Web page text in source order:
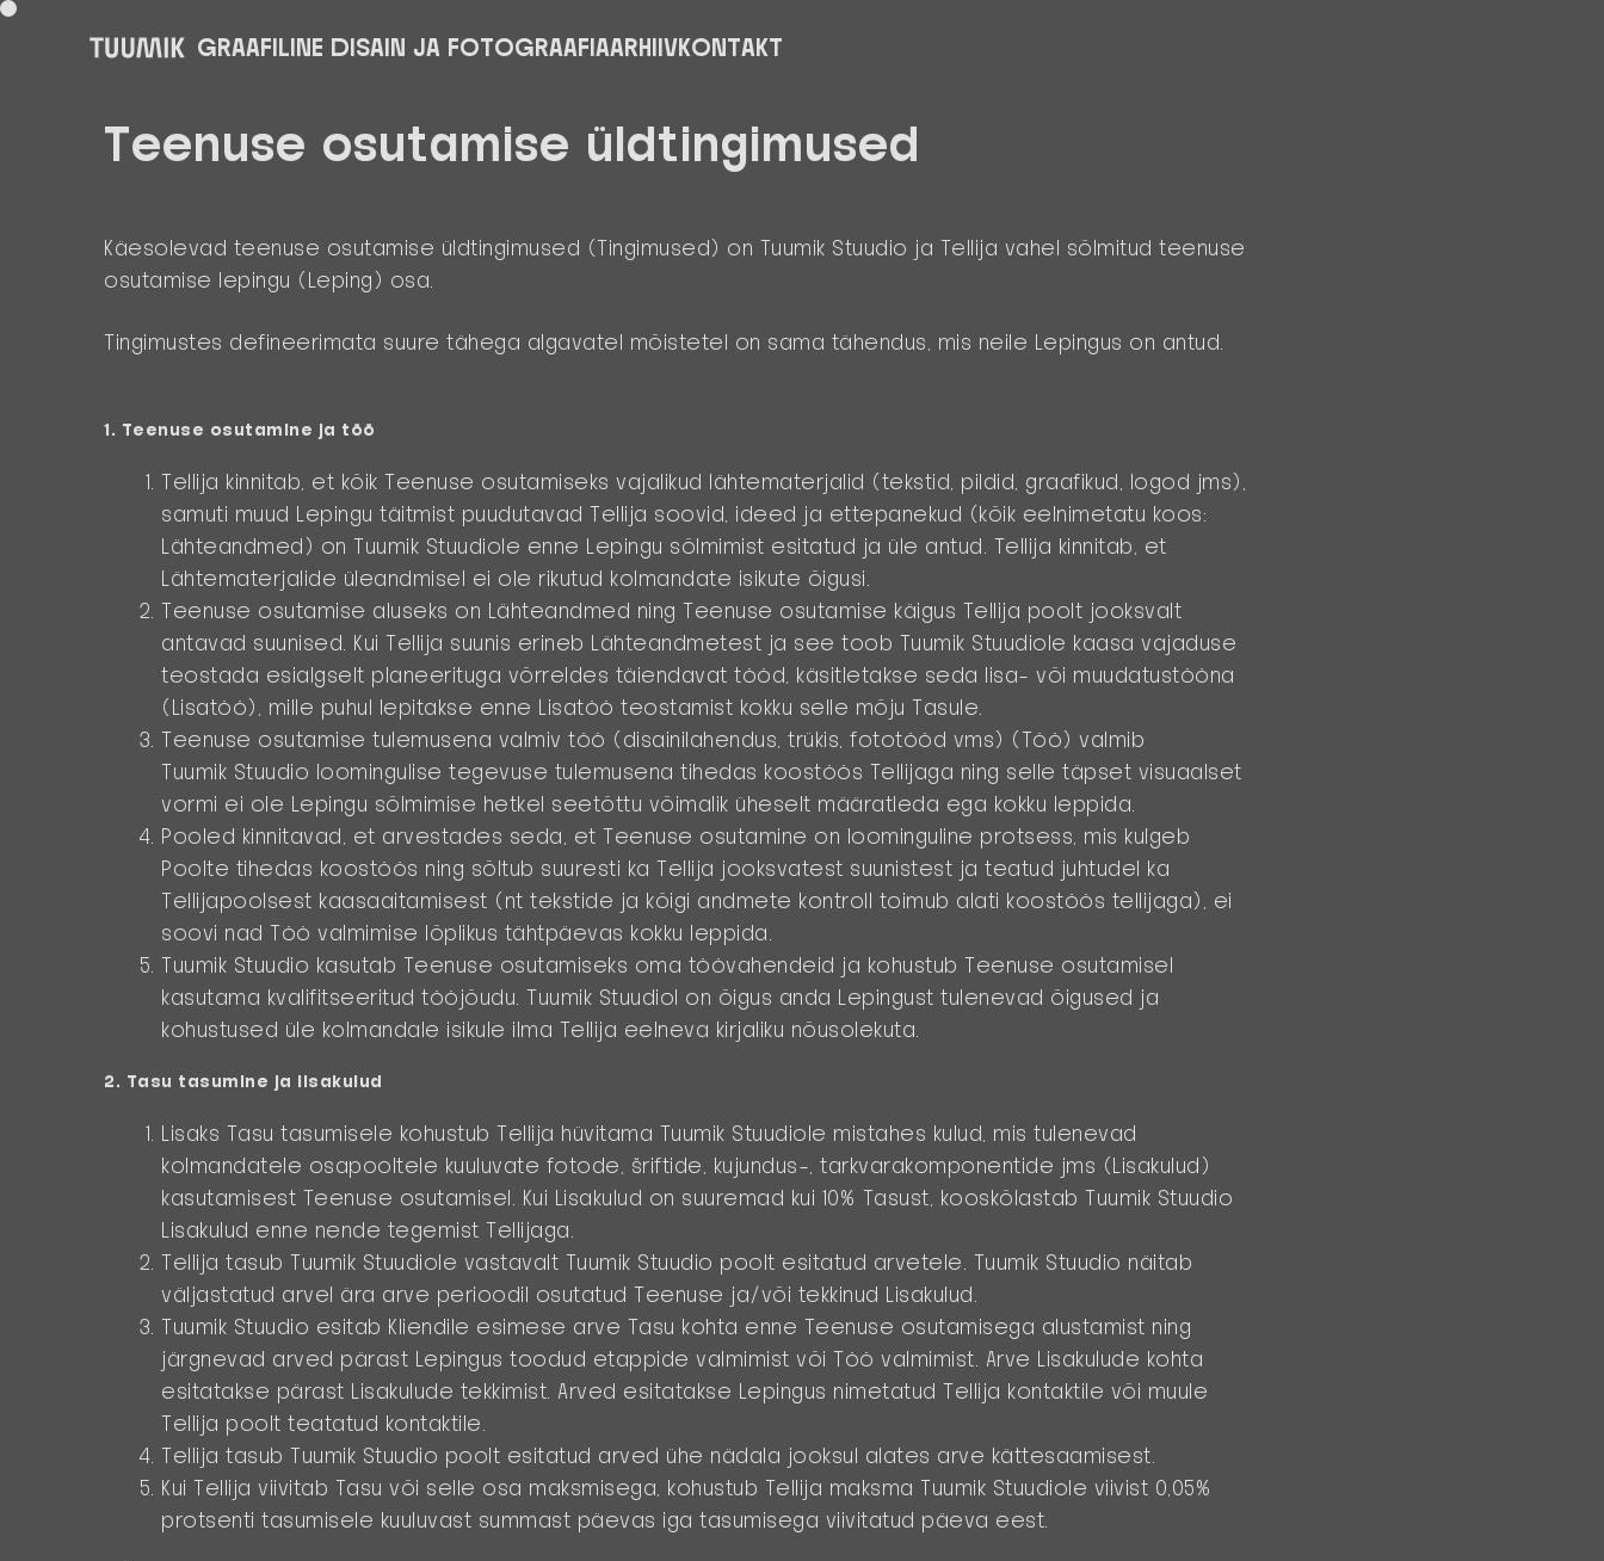
GRAAFILINE DISAIN JA FOTOGRAAFIAARHIIVKONTAKT
Teenuse osutamise üldtingimused
Käesolevad teenuse osutamise üldtingimused (Tingimused) on Tuumik Stuudio ja Tellija vahel sõlmitud teenuse
osutamise lepingu (Leping) osa.
Tingimustes defineerimata suure tähega algavatel mõistetel on sama tähendus, mis neile Lepingus on antud.
1. Teenuse osutamine ja töö
Tellija kinnitab, et kõik Teenuse osutamiseks vajalikud lähtematerjalid (tekstid, pildid, graafikud, logod jms),
samuti muud Lepingu täitmist puudutavad Tellija soovid, ideed ja ettepanekud (kõik eelnimetatu koos:
Lähteandmed ) on Tuumik Stuudiole enne Lepingu sõlmimist esitatud ja üle antud. Tellija kinnitab, et
Lähtematerjalide üleandmisel ei ole rikutud kolmandate isikute õigusi.
Teenuse osutamise aluseks on Lähteandmed ning Teenuse osutamise käigus Tellija poolt jooksvalt
antavad suunised. Kui Tellija suunis erineb Lähteandmetest ja see toob Tuumik Stuudiole kaasa vajaduse
teostada esialgselt planeerituga võrreldes täiendavat tööd, käsitletakse seda lisa- või muudatustööna
( Lisatöö), mille puhul lepitakse enne Lisatöö teostamist kokku selle mõju Tasule.
Teenuse osutamise tulemusena valmiv töö (disainilahendus, trükis, fototööd vms) ( Töö) valmib
Tuumik Stuudio loomingulise tegevuse tulemusena tihedas koostöös Tellijaga ning selle täpset visuaalset
vormi ei ole Lepingu sõlmimise hetkel seetõttu võimalik üheselt määratleda ega kokku leppida.
Pooled kinnitavad, et arvestades seda, et Teenuse osutamine on loominguline protsess, mis kulgeb
Poolte tihedas koostöös ning sõltub suuresti ka Tellija jooksvatest suunistest ja teatud juhtudel ka
Tellijapoolsest kaasaaitamisest (nt tekstide ja kõigi andmete kontroll toimub alati koostöös tellijaga), ei
soovi nad Töö valmimise lõplikus tähtpäevas kokku leppida.
Tuumik Stuudio kasutab Teenuse osutamiseks oma töövahendeid ja kohustub Teenuse osutamisel
kasutama kvalifitseeritud tööjõudu. Tuumik Stuudiol on õigus anda Lepingust tulenevad õigused ja
kohustused üle kolmandale isikule ilma Tellija eelneva kirjaliku nõusolekuta.
2. Tasu tasumine ja lisakulud
Lisaks Tasu tasumisele kohustub Tellija hüvitama Tuumik Stuudiole mistahes kulud, mis tulenevad
kolmandatele osapooltele kuuluvate fotode, šriftide, kujundus-, tarkvarakomponentide jms ( Lisakulud )
kasutamisest Teenuse osutamisel. Kui Lisakulud on suuremad kui 10% Tasust, kooskõlastab Tuumik Stuudio
Lisakulud enne nende tegemist Tellijaga.
Tellija tasub Tuumik Stuudiole vastavalt Tuumik Stuudio poolt esitatud arvetele. Tuumik Stuudio näitab
väljastatud arvel ära arve perioodil osutatud Teenuse ja/või tekkinud Lisakulud.
Tuumik Stuudio esitab Kliendile esimese arve Tasu kohta enne Teenuse osutamisega alustamist ning
järgnevad arved pärast Lepingus toodud etappide valmimist või Töö valmimist. Arve Lisakulude kohta
esitatakse pärast Lisakulude tekkimist. Arved esitatakse Lepingus nimetatud Tellija kontaktile või muule
Tellija poolt teatatud kontaktile.
Tellija tasub Tuumik Stuudio poolt esitatud arved ühe nädala jooksul alates arve kättesaamisest.
Kui Tellija viivitab Tasu või selle osa maksmisega, kohustub Tellija maksma Tuumik Stuudiole viivist 0,05%
protsenti tasumisele kuuluvast summast päevas iga tasumisega viivitatud päeva eest.